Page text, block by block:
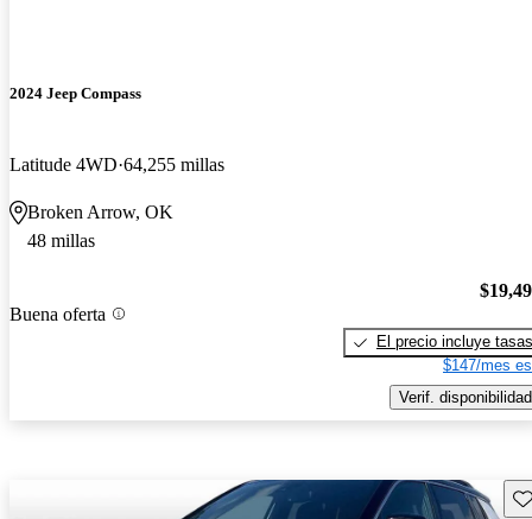
2024 Jeep Compass
Latitude 4WD 64,255 millas
Broken Arrow, OK
48 millas
Buena oferta
El precio incluye tasas
$147/mes
Verif. disponibilidad